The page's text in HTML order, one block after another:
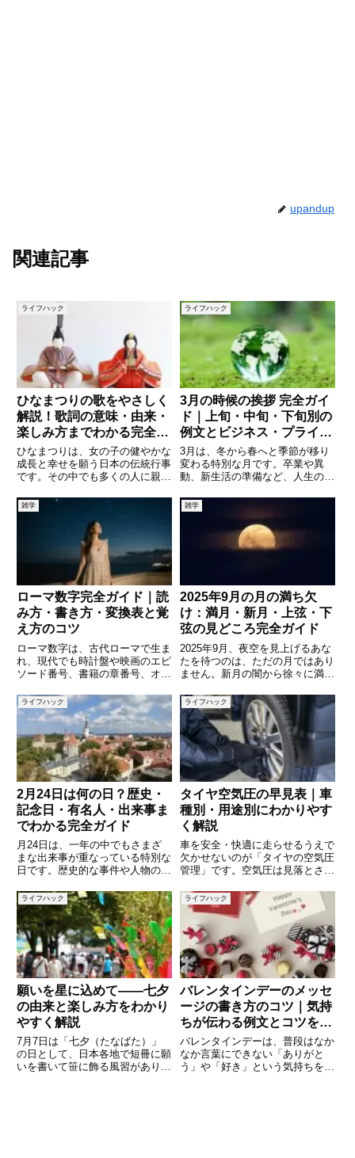
upandup
関連記事
ライフハック
ひなまつりの歌をやさしく
解説！歌詞の意味・由来・
楽しみ方までわかる完全ガ
イド
ひなまつりは、女の子の健やかな
成長と幸せを願う日本の伝統行事
です。その中でも多くの人に親し
歌」です。子どものころに歌った
記憶がある方も多いのではないで
しょうか。しかし、あらためて歌
詞の意味を考えたことはあります
ライフハック
3月の時候の挨拶 完全ガイ
ド｜上旬・中旬・下旬別の
例文とビジネス・プライベ
ートでの使い分け
3月は、冬から春へと季節が移り
変わる特別な月です。卒業や異
動、新生活の準備など、人生の節
ールを書く機会が増える時期でも
あります。そんな3月に欠かせな
いのが「時候の挨拶」です。しか
し、「どの言葉を使えばよいのか
雑学
ローマ数字完全ガイド｜読
み方・書き方・変換表と覚
え方のコツ
ローマ数字は、古代ローマで生ま
れ、現代でも時計盤や映画のエピ
ソード番号、書籍の章番号、オリ
まな場面で使われています。アラ
ビア数字（1, 2, 3…）とは異な
り、文字と文字の組み合わせで数
を表すため、慣れないと読
雑学
2025年9月の月の満ち欠
け：満月・新月・上弦・下
弦の見どころ完全ガイド
2025年9月、夜空を見上げるあな
たを待つのは、ただの月ではあり
ません。新月の闇から徐々に満ち
や気持ちに繊細な変化をもたらし
ます。さらに今月は、皆既月食や
部分日食といった天文ショーまで
同伴。そのドラマティックな
ライフハック
2月24日は何の日？歴史・
記念日・有名人・出来事ま
でわかる完全ガイド
月24日は、一年の中でもさまざ
まな出来事が重なっている特別な
日です。歴史的な事件や人物の誕
意味を持っています。日常の中で
は何気なく過ぎてしまう一日です
が、その背景を知ることで、今日
という日が少し特別に感じられる
ライフハック
タイヤ空気圧の早見表｜車
種別・用途別にわかりやす
く解説
車を安全・快適に走らせるうえで
欠かせないのが「タイヤの空気圧
管理」です。空気圧は見落とされ
タイヤ寿命・事故リスクにまで影
響します。「どれくらい入れれば
いいの？」「車種によって違う
の？」「高速道路や長距離では変
え
ライフハック
願いを星に込めて——七夕
の由来と楽しみ方をわかり
やすく解説
7月7日は「七夕（たなばた）」
の日として、日本各地で短冊に願
いを書いて笹に飾る風習がありま
ライフハック
バレンタインデーのメッセ
ージの書き方のコツ｜気持
ちが伝わる例文とコツをや
さしく解説
バレンタインデーは、普段はなか
なか言葉にできない「ありがと
う」や「好き」という気持ちを、